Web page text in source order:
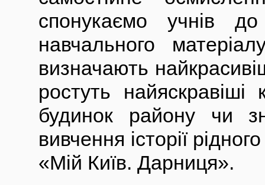
спонукаємо учнів
навчального
визначають
ростуть
будинок району чи
вивчення історії
«Мій Київ. Дарниця».